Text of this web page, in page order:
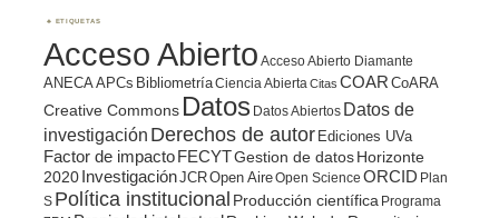
ETIQUETAS
Acceso Abierto Acceso Abierto Diamante
ANECAAPCs BibliometríaCiencia Abierta Citas COAR CoARA
Creative Commons Datos Datos Abiertos Datos de
investigación Derechos de autor Ediciones UVa
Factor de impacto FECYTGestion de datosHorizonte
2020 InvestigaciónJCROpen AireOpen Science ORCID Plan
S Política institucional Producción científica Programa